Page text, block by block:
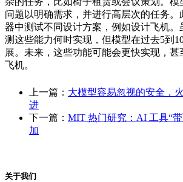
问题以明确需求，并进行高层次的任务。
器中测试不同设计方案，例如设计飞机。
测这些能力何时实现，但模型在过去5到
展。未来，这些功能可能会更快实现，甚
飞机。
上一篇： 大模型容易忽视的安全，
进
下一篇： MIT 热门研究：AI 工具“
加
关于我们